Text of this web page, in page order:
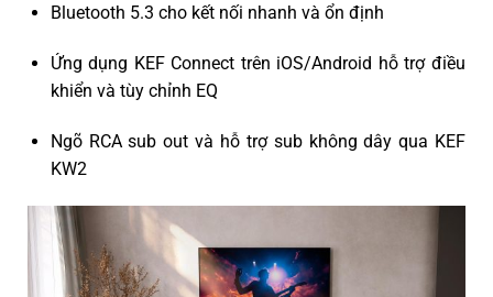
Bluetooth 5.3 cho kết nối nhanh và ổn định
Ứng dụng KEF Connect trên iOS/Android hỗ trợ điều
khiển và tùy chỉnh EQ
Ngõ RCA sub out và hỗ trợ sub không dây qua KEF
KW2